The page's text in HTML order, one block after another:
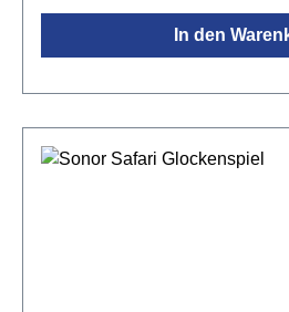
Paar SCH 40 Schlägel
In den